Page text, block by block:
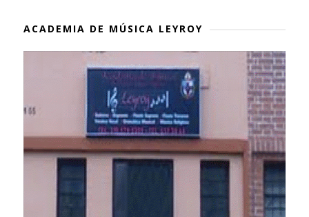
ACADEMIA DE MÚSICA LEYROY